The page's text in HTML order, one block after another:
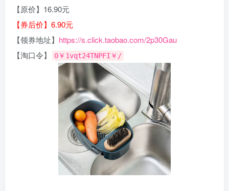
【原价】16.90元
【券后价】6.90元
【领券地址】 https://s.click.taobao.com/2p30Gau
【淘口令】
0￥1vqt24TNPFI￥/